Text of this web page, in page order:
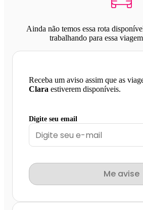
Ainda não temos essa rota
trabalhando para essa
Receba um aviso assim que as
Clara estiverem disponíveis.
Digite seu email
Me avise